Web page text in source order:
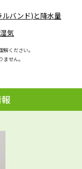
について
発送状況の確認
バンド)と降水量
気
ください。
せん。